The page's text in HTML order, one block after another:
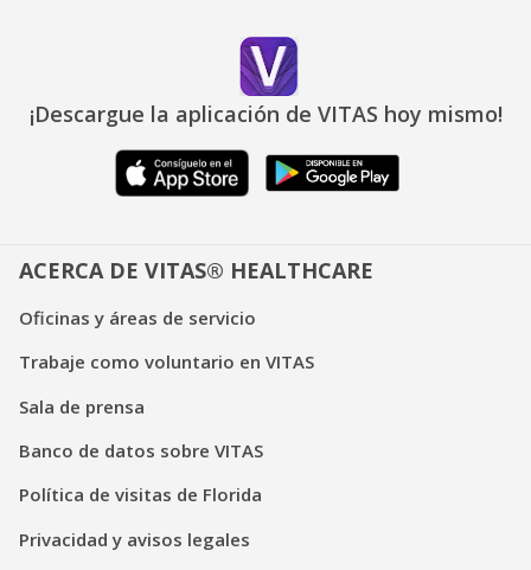
¡Descargue la aplicación de VITAS hoy mismo!
ACERCA DE VITAS® HEALTHCARE
Oficinas y áreas de servicio
Trabaje como voluntario en VITAS
Sala de prensa
Banco de datos sobre VITAS
Política de visitas de Florida
Privacidad y avisos legales